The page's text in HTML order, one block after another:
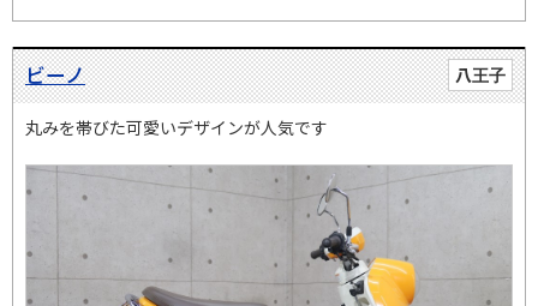
八王子
ビーノ
丸みを帯びた可愛いデザインが人気です